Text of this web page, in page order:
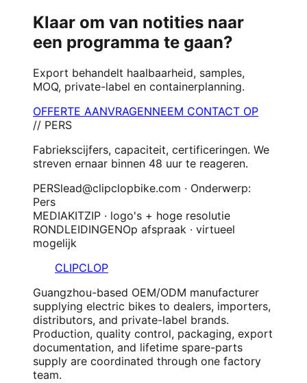
Klaar om van notities naar
een programma te gaan?
Export behandelt haalbaarheid, samples,
MOQ, private-label en containerplanning.
OFFERTE AANVRAGENNEEM CONTACT OP
// PERS
Fabriekscijfers, capaciteit, certificeringen. We
streven ernaar binnen 48 uur te reageren.
PERSlead@clipclopbike.com · Onderwerp:
Pers
MEDIAKITZIP · logo's + hoge resolutie
RONDLEIDINGENOp afspraak · virtueel
mogelijk
CLIPCLOP
Guangzhou-based OEM/ODM manufacturer
supplying electric bikes to dealers, importers,
distributors, and private-label brands.
Production, quality control, packaging, export
documentation, and lifetime spare-parts
supply are coordinated through one factory
team.